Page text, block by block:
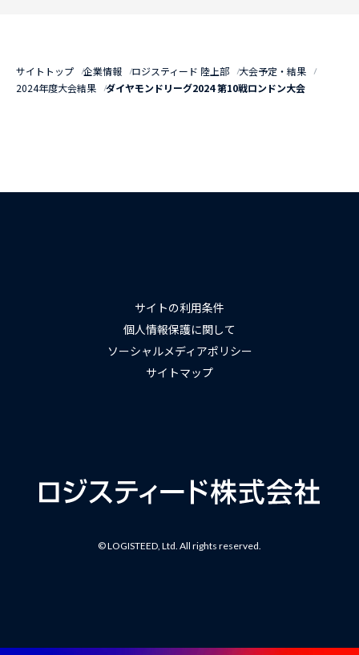
サイトトップ 企業情報 ロジスティード 陸上部
大会予定・結果
2024年度大会結果
ダイヤモンドリーグ2024 第10戦ロンドン大会
サイトの利用条件
個人情報保護に関して
ソーシャルメディアポリシー
サイトマップ
© LOGISTEED, Ltd. All rights reserved.